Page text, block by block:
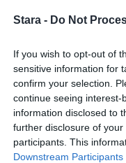
Stara - Do Not
If you wish to opt-out of
sensitive information for
confirm your selection.
continue seeing
information disclosed to
further disclosure of your
participants. This
Downstream Participants